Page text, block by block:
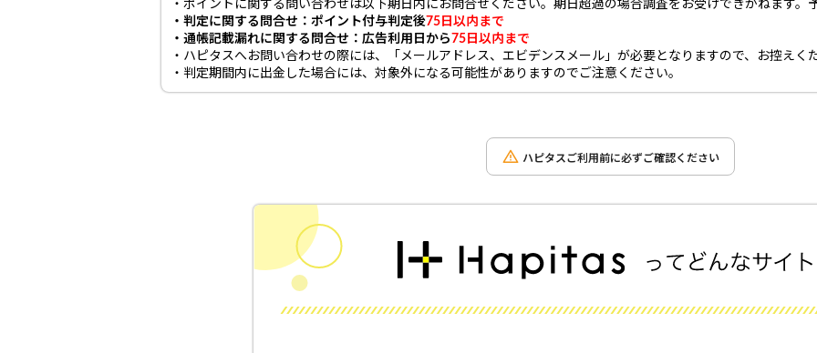
・ポイントに関する問い合わせは以下期日内にお問合せください。期日超過の場合調査をお受けできかねます。
・判定に関する問合せ：ポイント付与判定後75日以内まで
・通帳記載漏れに関する問合せ：広告利用日から 75日以内まで
・ハピタスへお問い合わせの際には、「メールアドレス、エビデンスメール」が必要となりますので、お控えく
・判定期間内に出金した場合には、対象外になる可能性がありますのでご注意ください。
ハピタスご利用前に必ずご確認ください